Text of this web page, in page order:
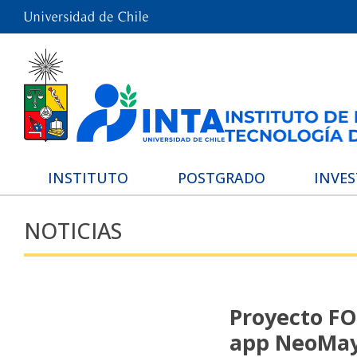
INSTITUTO POSTGRADO
NOTICIAS
Proyecto
app